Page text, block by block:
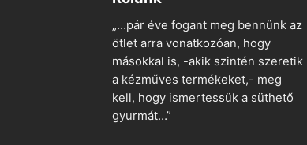
„…pár éve fogant meg bennünk az
ötlet arra vonatkozóan, hogy
másokkal is, -akik szintén szeretik
a kézműves termékeket,- meg
kell, hogy ismertessük a süthető
gyurmát…”